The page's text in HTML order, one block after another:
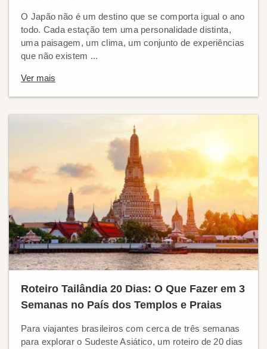
O Japão não é um destino que se comporta igual o ano
todo. Cada estação tem uma personalidade distinta,
uma paisagem, um clima, um conjunto de experiências
que não existem ...
Ver mais
Roteiro Tailândia 20 Dias: O Que Fazer em 3
Semanas no País dos Templos e Praias
Para viajantes brasileiros com cerca de três semanas
para explorar o Sudeste Asiático, um roteiro de 20 dias